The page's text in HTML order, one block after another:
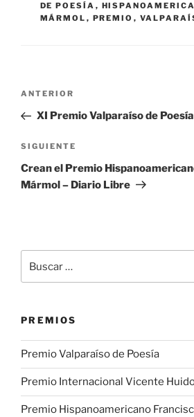
DE POESÍA ,
MÁRMOL , PREMIO ,
Navegación
entradas
Entrada
anterior:
ANTERIOR
XI Premio Valparaíso de Poesía
Siguiente
entrada
SIGUIENTE
Crean el Premio
Mármol – Diario Libre
por:
PREMIOS
Premio Valparaíso de Poesía
Premio Internacional Vicente
Premio Hispanoamericano